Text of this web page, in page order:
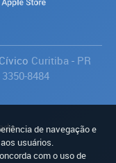
Curitiba - PR
8484
de navegação e
usuários.
com o uso de